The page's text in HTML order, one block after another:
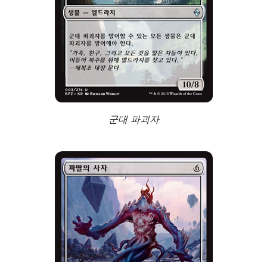
군대 파괴자